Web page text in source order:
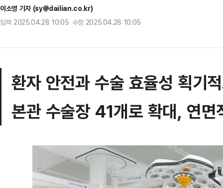
이소영 기자 (sy@dailian.co.kr)
입력 2025.04.28 10:05 수정 2025.04.28 10:05
환자 안전과 수술 효율성 획기
본관 수술장 41개로 확대, 연